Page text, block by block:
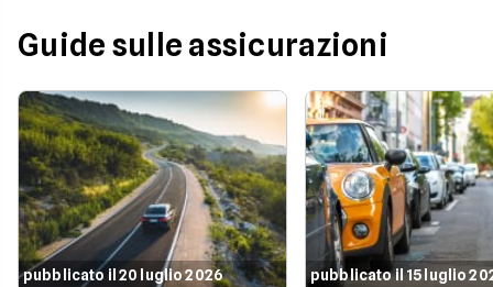
Guide sulle assicurazioni
pubblicato il 20 luglio 2026 pubblicato il 15 luglio